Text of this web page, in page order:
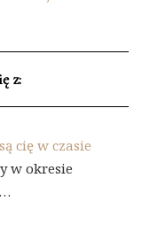
z:
cię w czasie
w okresie